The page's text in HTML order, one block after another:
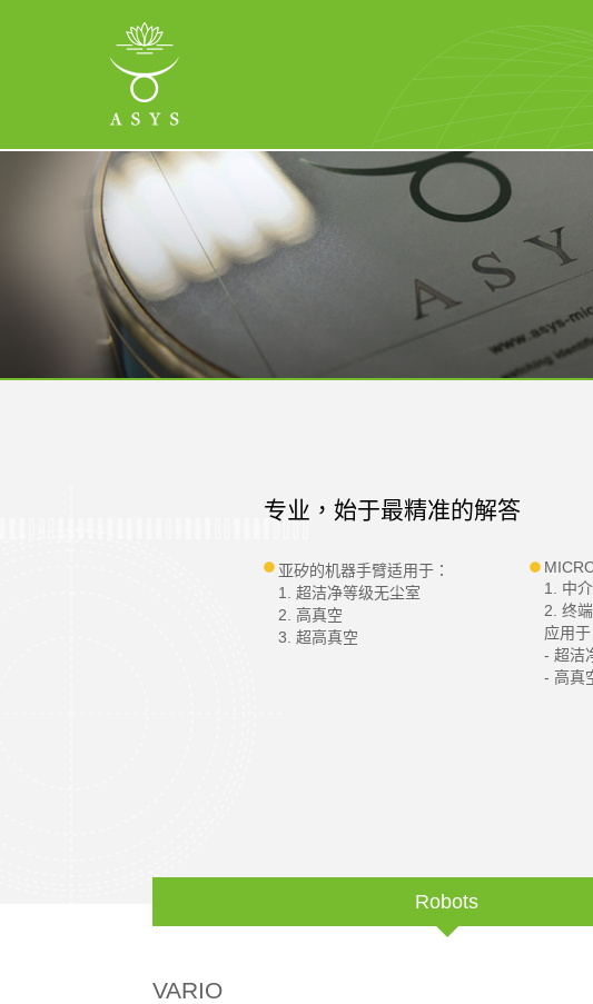
专业，始于最精准的解答
亚矽的机器手臂适用于：
1. 超洁净等级无尘室
2. 高真空
3. 超高真空
1. 中
2. 终
应用于
- 超洁
- 高真
Robots
VARIO